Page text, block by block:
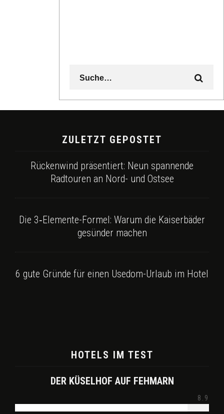
ZULETZT GEPOSTET
Rückenwind präsentiert: Neun spannende
Radtouren an Nord- und Ostsee
Die 3‑Elemente-Formel: Warum die Kaiserbäder
gesünder machen
6 gute Gründe für einen Usedom-Urlaub im Hotel
HOTELS IM TEST
DER KÜSELHOF AUF FEHMARN
8.9